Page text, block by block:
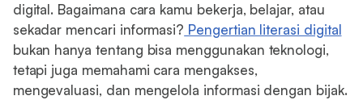
digital. Bagaimana cara kamu bekerja, belajar, atau
sekadar mencari informasi? Pengertian literasi digital
bukan hanya tentang bisa menggunakan teknologi,
tetapi juga memahami cara mengakses,
mengevaluasi, dan mengelola informasi dengan bijak.